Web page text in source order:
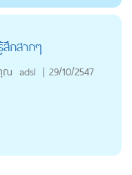
กสากๆ
ณ adsl | 29/10/2547